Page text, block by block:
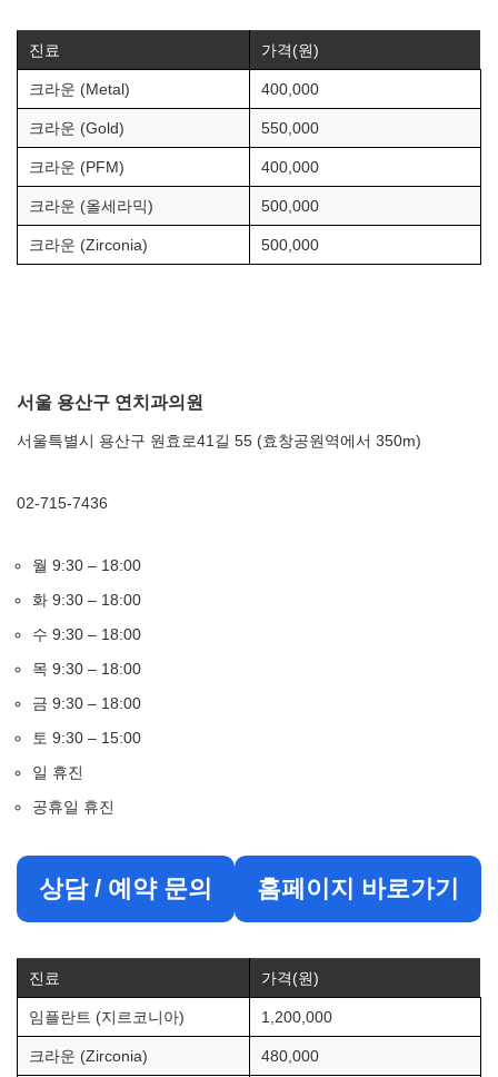
진료 가격(원)
크라운 (Metal) 400,000
크라운 (Gold) 550,000
크라운 (PFM) 400,000
크라운 (올세라믹) 500,000
크라운 (Zirconia) 500,000
서울 용산구 연치과의원
서울특별시 용산구 원효로41길 55 (효창공원역에서 350m)
02-715-7436
월 9:30 – 18:00
화 9:30 – 18:00
수 9:30 – 18:00
목 9:30 – 18:00
금 9:30 – 18:00
토 9:30 – 15:00
일 휴진
공휴일 휴진
상담 / 예약 문의 홈페이지 바로가기
진료 가격(원)
임플란트 (지르코니아) 1,200,000
크라운 (Zirconia) 480,000